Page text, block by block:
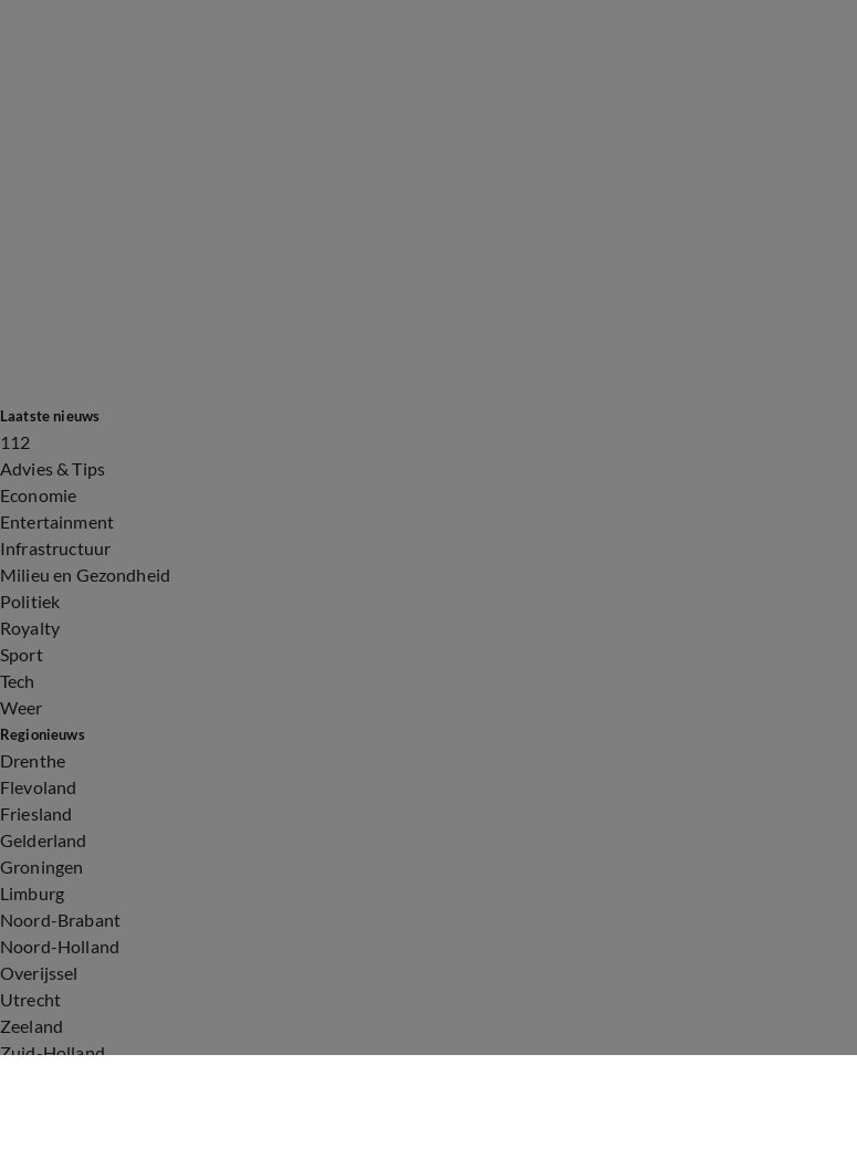
Laatste nieuws
112
Advies & Tips
Economie
Entertainment
Infrastructuur
Milieu en Gezondheid
Politiek
Royalty
Sport
Tech
Weer
Regionieuws
Drenthe
Flevoland
Friesland
Gelderland
Groningen
Limburg
Noord-Brabant
Noord-Holland
Overijssel
Utrecht
Zeeland
Zuid-Holland